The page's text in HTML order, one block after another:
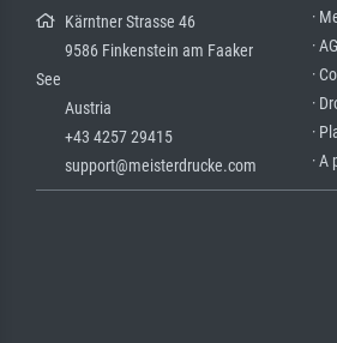
Kärntner Strasse 46
9586 Finkenstein am Faaker
See
Austria
+43 4257 29415
support@meisterdrucke.com
·
·
·
·
·
·